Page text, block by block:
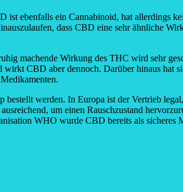
ist ebenfalls ein Cannabinoid, hat allerdings
dass CBD eine sehr ähnliche
machende Wirkung des THC wird sehr
CBD aber dennoch. Darüber hinaus hat
werden. In Europa ist der Vertrieb
um einen Rauschzustand
WHO wurde CBD bereits als